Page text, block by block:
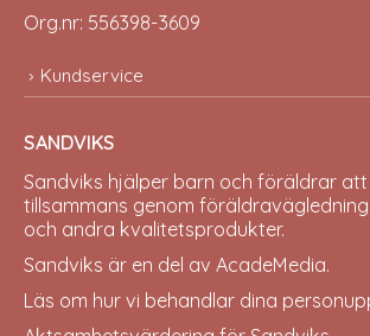
Org.nr: 556398-3609
Kundservice
SANDVIKS
Sandviks hjälper barn och föräldrar
tillsammans genom
och andra kvalitetsprodukter.
Sandviks är en del av AcadeMedia.
Läs om hur vi behandlar dina